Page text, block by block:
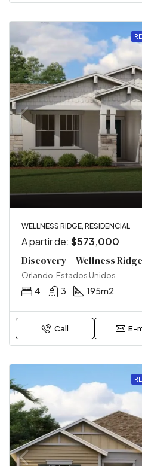
WELLNESS RIDGE, RESIDENCIAL
A partir de: $573,000
Discovery – Wellness Ridge
Orlando, Estados Unidos
4 3 195m2
Call E-